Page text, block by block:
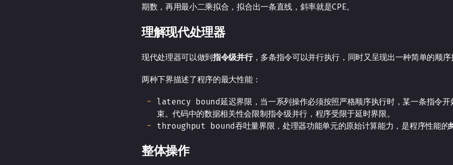
期数，再用最小二乘拟合，拟合出一条直线，斜率就是CPE。
理解现代处理器
现代处理器可以做到指令级并行，多条指令可以并行执行，同时又呈现出一种简单的顺
两种下界描述了程序的最大性能：
latency bound延迟界限，当一系列操作必须按照严格顺序执行时，某一条指令开
束。代码中的数据相关性会限制指令级并行，程序受限于延时界限。
throughput bound吞吐量界限，处理器功能单元的原始计算能力，是程序性能的
整体操作